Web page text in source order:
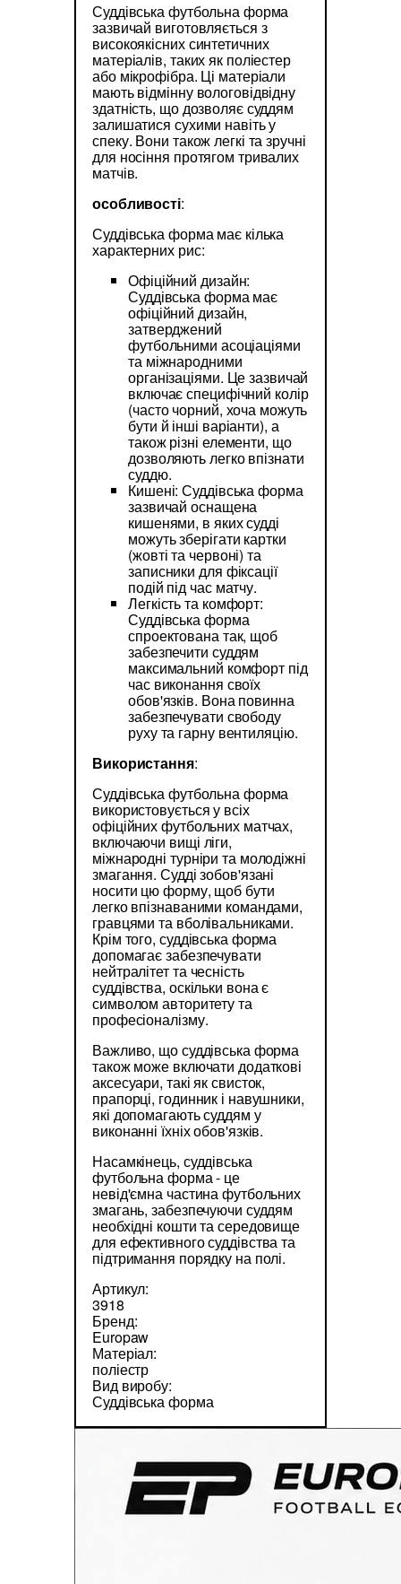
Суддівська футбольна форма
зазвичай виготовляється з
високоякісних синтетичних
матеріалів, таких як поліестер
або мікрофібра. Ці матеріали
мають відмінну вологовідвідну
здатність, що дозволяє суддям
залишатися сухими навіть у
спеку. Вони також легкі та зручні
для носіння протягом тривалих
матчів.
особливості:
Суддівська форма має кілька
характерних рис:
Офіційний дизайн:
Суддівська форма має
офіційний дизайн,
затверджений
футбольними асоціаціями
та міжнародними
організаціями. Це зазвичай
включає специфічний колір
(часто чорний, хоча можуть
бути й інші варіанти), а
також різні елементи, що
дозволяють легко впізнати
суддю.
Кишені: Суддівська форма
зазвичай оснащена
кишенями, в яких судді
можуть зберігати картки
(жовті та червоні) та
записники для фіксації
подій під час матчу.
Легкість та комфорт:
Суддівська форма
спроектована так, щоб
забезпечити суддям
максимальний комфорт під
час виконання своїх
обов'язків. Вона повинна
забезпечувати свободу
руху та гарну вентиляцію.
Використання:
Суддівська футбольна форма
використовується у всіх
офіційних футбольних матчах,
включаючи вищі ліги,
міжнародні турніри та молодіжні
змагання. Судді зобов'язані
носити цю форму, щоб бути
легко впізнаваними командами,
гравцями та вболівальниками.
Крім того, суддівська форма
допомагає забезпечувати
нейтралітет та чесність
суддівства, оскільки вона є
символом авторитету та
професіоналізму.
Важливо, що суддівська форма
також може включати додаткові
аксесуари, такі як свисток,
прапорці, годинник і навушники,
які допомагають суддям у
виконанні їхніх обов'язків.
Насамкінець, суддівська
футбольна форма - це
невід'ємна частина футбольних
змагань, забезпечуючи суддям
необхідні кошти та середовище
для ефективного суддівства та
підтримання порядку на полі.
Артикул:
3918
Бренд:
Europaw
Матеріал:
поліестр
Вид виробу:
Суддівська форма